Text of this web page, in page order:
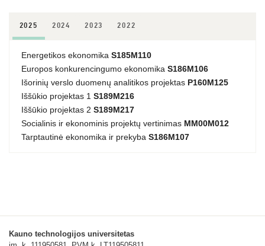
2025 2024 2023 2022
Energetikos ekonomika S185M110
Europos konkurencingumo ekonomika S186M106
Išorinių verslo duomenų analitikos projektas P160M125
Iššūkio projektas 1 S189M216
Iššūkio projektas 2 S189M217
Socialinis ir ekonominis projektų vertinimas MM00M012
Tarptautinė ekonomika ir prekyba S186M107
Kauno technologijos universitetas